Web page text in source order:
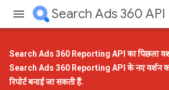
Search Ads 360 API
Search Ads 360 Reporting API का पिछला
Search Ads 360 Reporting API के नए वर्शन
रिपोर्ट बनाई जा सकती हैं.